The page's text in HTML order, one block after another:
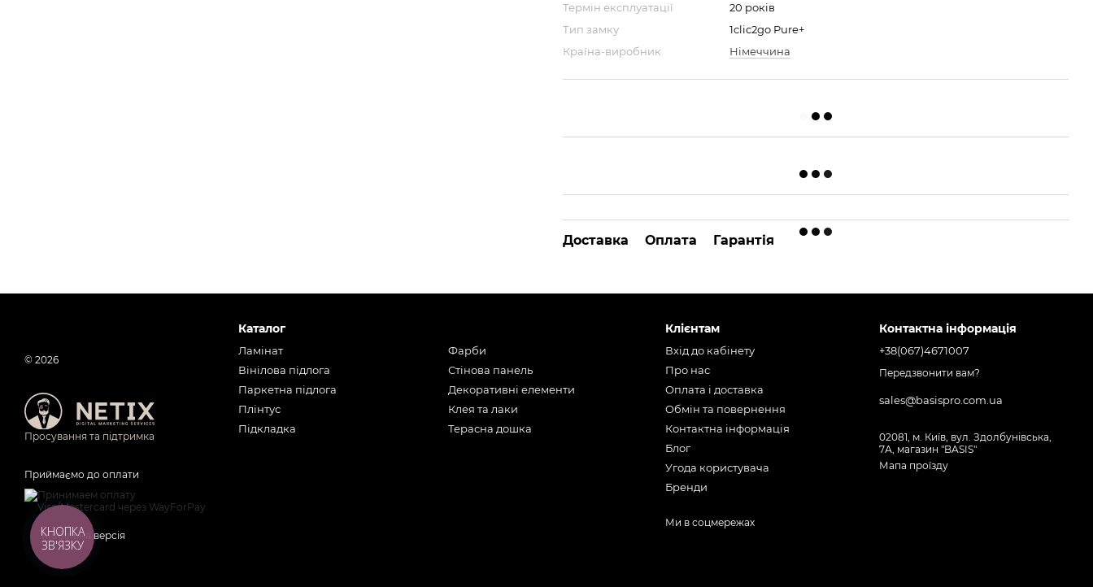
Термін експлуатації
20 років
Тип замку
1clic2go Pure+
Країна-виробник
Німеччина
Доставка Оплата Гарантія
© 2026
Просування та підтримка
Приймаємо до оплати
Мобільна версія
Каталог
Ламінат
Вінілова підлога
Паркетна підлога
Плінтус
Підкладка
Фарби
Стінова панель
Декоративні елементи
Клея та лаки
Терасна дошка
Клієнтам
Вхід до кабінету
Про нас
Оплата і доставка
Обмін та повернення
Контактна інформація
Блог
Угода користувача
Бренди
Ми в соцмережах
Контактна інформація
+38(067)4671007
Передзвонити вам?
sales@basispro.com.ua
02081, м. Київ, вул. Здолбунівська,
7А, магазин "BASIS"
Мапа проїзду
КНОПКА
ЗВ'ЯЗКУ